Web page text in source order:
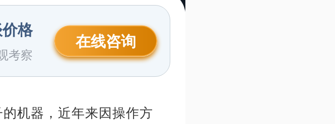
格
考察
在线咨询
机器，近年来因操作方